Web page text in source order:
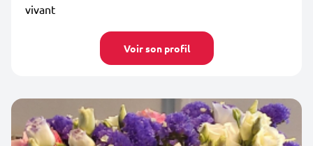
vivant
Voir son profil